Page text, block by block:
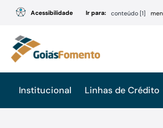
conteúdo
Acessibilidade Ir para: conteúdo [1]
Institucional Linhas de Crédito